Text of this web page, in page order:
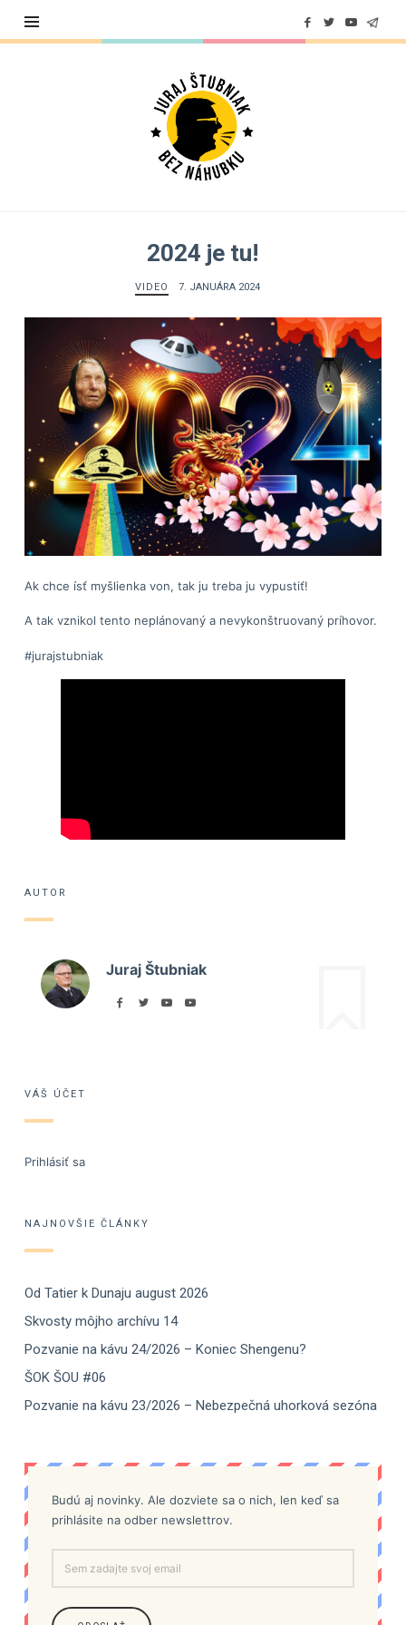
Juraj
Štubniak
2024 je tu!
VIDEO 7. JANUÁRA 2024
Ak chce ísť myšlienka von, tak ju treba ju vypustiť!
A tak vznikol tento neplánovaný a nevykonštruovaný príhovor.
#jurajstubniak
AUTOR
Juraj Štubniak
VÁŠ ÚČET
Prihlásiť sa
NAJNOVŠIE ČLÁNKY
Od Tatier k Dunaju august 2026
Skvosty môjho archívu 14
Pozvanie na kávu 24/2026 – Koniec Shengenu?
ŠOK ŠOU #06
Pozvanie na kávu 23/2026 – Nebezpečná uhorková sezóna
Budú aj novinky. Ale dozviete sa o nich, len keď sa
prihlásite na odber newslettrov.